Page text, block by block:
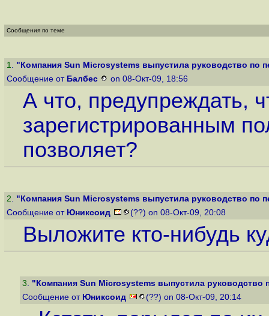
Сообщения по теме
1. "Компания Sun Microsystems выпустила руководство по
Сообщение от Балбес on 08-Окт-09, 18:56
А что, предупреждать,
зарегистрированным
позволяет?
2. "Компания Sun Microsystems выпустила руководство по
Сообщение от Юниксоид (??) on 08-Окт-09, 20:08
Выложите кто-нибудь
3. "Компания Sun Microsystems выпустила руководство
Сообщение от Юниксоид (??) on 08-Окт-09, 20:14